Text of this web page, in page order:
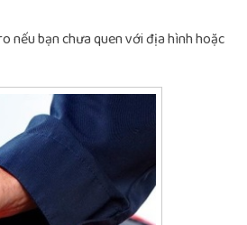
nếu bạn chưa quen với địa hình hoặc